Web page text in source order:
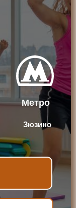
Метро
Зюзино